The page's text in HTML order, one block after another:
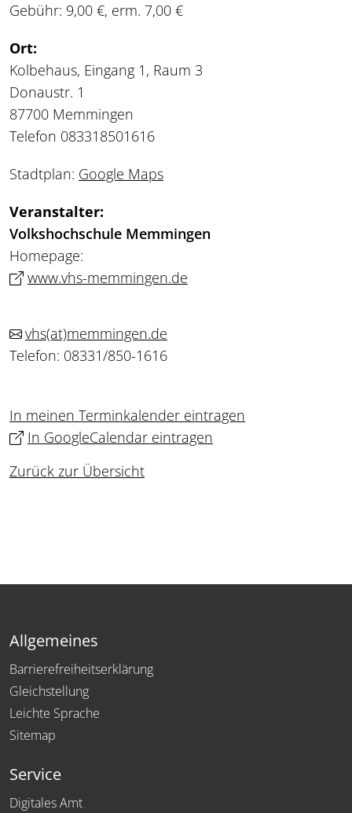
Gebühr: 9,00 €, erm. 7,00 €
Ort:
Kolbehaus, Eingang 1, Raum 3
Donaustr. 1
87700 Memmingen
Telefon 083318501616
Stadtplan: Google Maps
Veranstalter:
Volkshochschule Memmingen
Homepage:
www.vhs-memmingen.de
vhs(at)memmingen.de
Telefon: 08331/850-1616
In meinen Terminkalender eintragen
In GoogleCalendar eintragen
Zurück zur Übersicht
Allgemeines
Barrierefreiheitserklärung
Gleichstellung
Leichte Sprache
Sitemap
Service
Digitales Amt